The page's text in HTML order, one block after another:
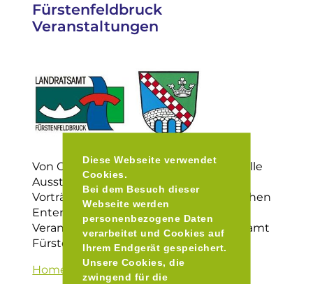
Diese Webseite verwendet
Cookies.
Bei dem Besuch dieser
Webseite werden
personenbezogene Daten
verarbeitet und Cookies auf
Ihrem Endgerät gespeichert.
Unsere Cookies, die
zwingend für die
Fürstenfeldbruck
Veranstaltungen
Von Outdoor-Abenteuern über kulturelle
Ausstellungen und wissenswerten
Vorträgen bis hin zu abwechslungsreichen
Entertainment bietet der
Veranstaltungskalender vom Landratsamt
Fürstenfeldbruck so einige Highlights.
Homepage